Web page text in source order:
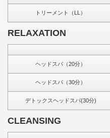
トリーメント（LL）
RELAXATION
ヘッドスパ（20分）
ヘッドスパ（30分）
デトックスヘッドスパ(30分)
CLEANSING